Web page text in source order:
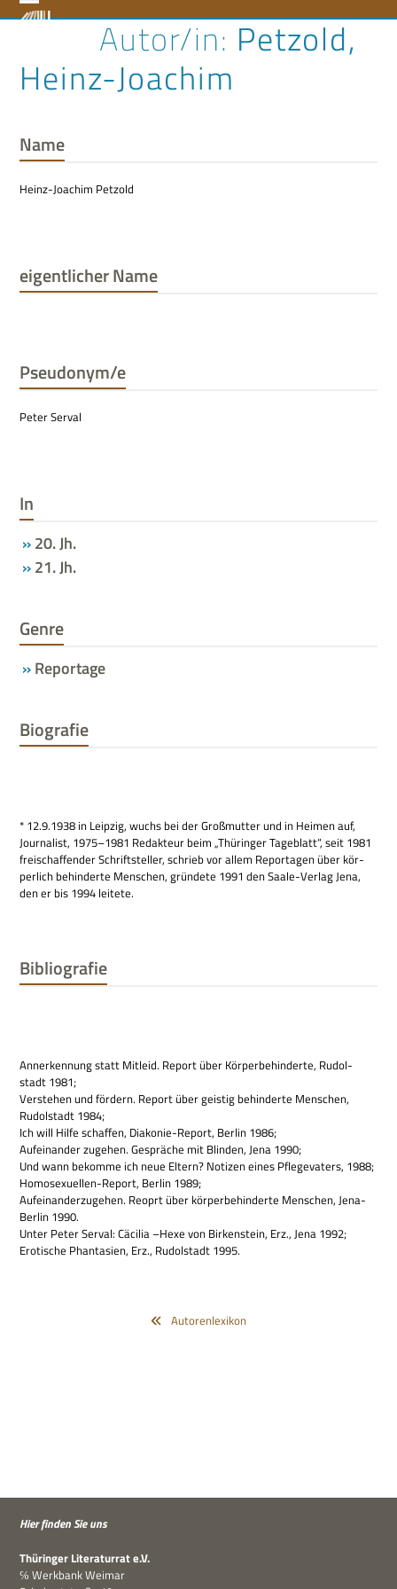
to Open
menu
Close
menu
Petzold,
Heinz-Joachim
Name
Heinz-Joachim Petzold
eigentlicher Name
Pseudonym/e
Peter Ser­val
In
20. Jh.
21. Jh.
Genre
Reportage
Biografie
* 12.9.1938 in Leip­zig, wuchs bei der Groß­mutter und in Hei­men auf,
Jour­na­list, 1975–1981 Redak­teur beim „Thü­rin­ger Tage­blatt“, seit 1981
frei­schaf­fen­der Schrift­stel­ler, schrieb vor allem Repor­ta­gen über kör­
per­lich behin­derte Men­schen, grün­dete 1991 den Saale-Ver­lag Jena,
den er bis 1994 leitete.
Bibliografie
Anner­ken­nung statt Mit­leid. Report über Kör­per­be­hin­derte, Rudol­
stadt 1981;
Ver­ste­hen und för­dern. Report über gei­stig behin­derte Men­schen,
Rudol­stadt 1984;
Ich will Hilfe schaf­fen, Dia­ko­nie-Report, Ber­lin 1986;
Auf­ein­an­der zuge­hen. Gesprä­che mit Blin­den, Jena 1990;
Und wann bekomme ich neue Eltern? Noti­zen eines Pfle­ge­va­ters, 1988;
Homo­se­xu­el­len-Report, Ber­lin 1989;
Auf­ein­an­der­zu­ge­hen. Reo­prt über kör­per­be­hin­derte Men­schen, Jena-
Ber­lin 1990.
Unter Peter Ser­val: Cäci­lia –Hexe von Bir­ken­stein, Erz., Jena 1992;
Ero­ti­sche Phan­ta­sien, Erz., Rudol­stadt 1995.
Autorenlexikon
Hier fin­den Sie uns
Thü­rin­ger Lite­ra­tur­rat e.V.
℅ Werk­bank Weimar